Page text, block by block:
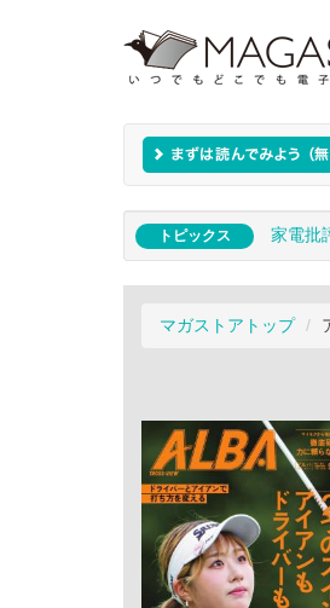
トピックス 家電批
マガストアトップ